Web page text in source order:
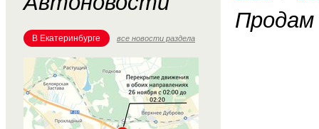
Продам
В Екатеринбурге все новости раздела